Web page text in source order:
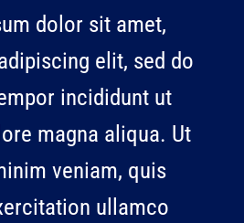
dolor sit amet,
elit, sed do
incididunt ut
magna aliqua. Ut
veniam, quis
ullamco